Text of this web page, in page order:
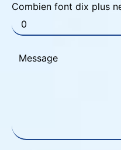
Combien font dix plus